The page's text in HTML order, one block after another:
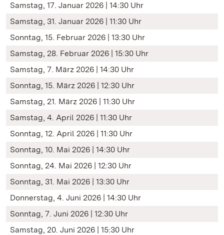
Samstag, 17. Januar 2026 | 14:30 Uhr
Samstag, 31. Januar 2026 | 11:30 Uhr
Sonntag, 15. Februar 2026 | 13:30 Uhr
Samstag, 28. Februar 2026 | 15:30 Uhr
Samstag, 7. März 2026 | 14:30 Uhr
Sonntag, 15. März 2026 | 12:30 Uhr
Samstag, 21. März 2026 | 11:30 Uhr
Samstag, 4. April 2026 | 11:30 Uhr
Sonntag, 12. April 2026 | 11:30 Uhr
Sonntag, 10. Mai 2026 | 14:30 Uhr
Sonntag, 24. Mai 2026 | 12:30 Uhr
Sonntag, 31. Mai 2026 | 13:30 Uhr
Donnerstag, 4. Juni 2026 | 14:30 Uhr
Sonntag, 7. Juni 2026 | 12:30 Uhr
Samstag, 20. Juni 2026 | 15:30 Uhr